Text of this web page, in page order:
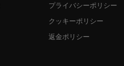
プライバシーポリシー
クッキーポリシー
返金ポリシー